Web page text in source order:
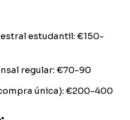
estudantil: €150-
regular: €70-90
única): €200-400